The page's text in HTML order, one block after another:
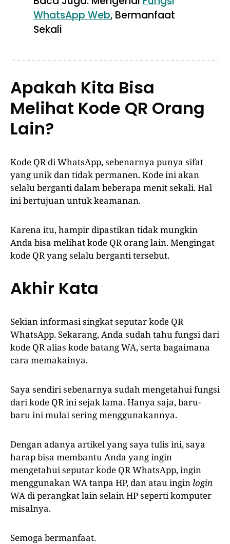
WhatsApp Web, Bermanfaat
Sekali
Apakah Kita Bisa
Melihat Kode QR Orang
Lain?
Kode QR di WhatsApp, sebenarnya punya sifat
yang unik dan tidak permanen. Kode ini akan
selalu berganti dalam beberapa menit sekali. Hal
ini bertujuan untuk keamanan.
Karena itu, hampir dipastikan tidak mungkin
Anda bisa melihat kode QR orang lain. Mengingat
kode QR yang selalu berganti tersebut.
Akhir Kata
Sekian informasi singkat seputar kode QR
WhatsApp. Sekarang, Anda sudah tahu fungsi dari
kode QR alias kode batang WA, serta bagaimana
cara memakainya.
Saya sendiri sebenarnya sudah mengetahui fungsi
dari kode QR ini sejak lama. Hanya saja, baru-
baru ini mulai sering menggunakannya.
Dengan adanya artikel yang saya tulis ini, saya
harap bisa membantu Anda yang ingin
mengetahui seputar kode QR WhatsApp, ingin
menggunakan WA tanpa HP, dan atau ingin login
WA di perangkat lain selain HP seperti komputer
misalnya.
Semoga bermanfaat.